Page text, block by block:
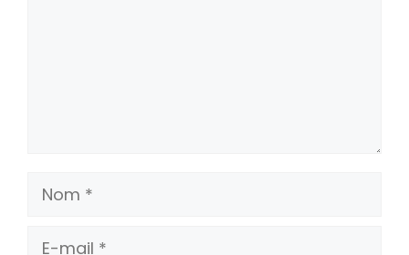
Nom
E-